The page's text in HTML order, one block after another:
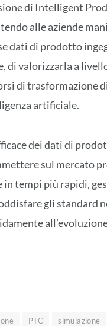
di Intelligent
alle aziende
dati di prodotto
di valorizzarla a
di trasformazione
artificiale.
dei dati di
sul mercato
tempi più rapidi,
gli standard
PTC simulazione